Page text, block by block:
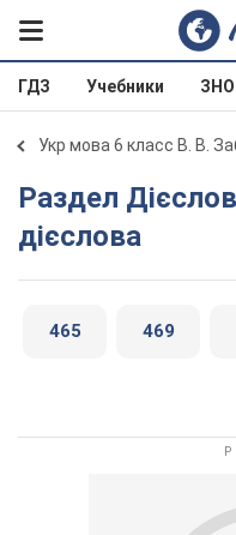
ГДЗ Учебники ЗНО
Укр мова 6 класс В. В.
Раздел Дієслово. § 53. Часи
дієслова
465 469